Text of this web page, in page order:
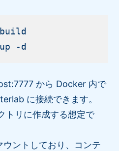
から Docker 内で
に接続できます。
トリに作成する想定で
ントしており、コンテ